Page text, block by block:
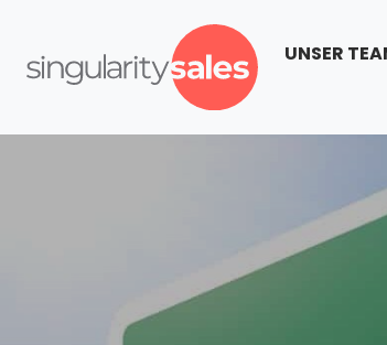
UNSER